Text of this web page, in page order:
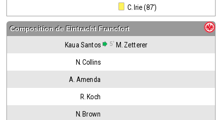
C. Irie (87')
Composition de Eintracht Francfort
Kaua Santos 5' M. Zetterer
N. Collins
A. Amenda
R. Koch
N. Brown